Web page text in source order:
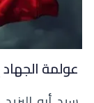
عولمة الجهاد